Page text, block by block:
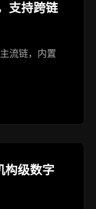
支持跨链
流链，内置
构级数字